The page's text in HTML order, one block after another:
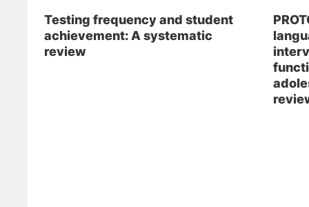
Testing frequency and student
achievement: A systematic
review